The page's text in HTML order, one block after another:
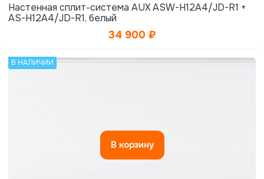
Настенная сплит-система AUX ASW-H12A4/JD-R1 +
AS-H12A4/JD-R1, белый
34 900 ₽
В НАЛИЧИИ
В корзину